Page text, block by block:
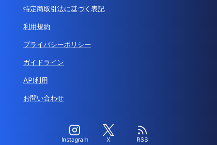
特定商取引法に基づく表記
利用規約
プライバシーポリシー
ガイドライン
API利用
お問い合わせ
Instagram X RSS